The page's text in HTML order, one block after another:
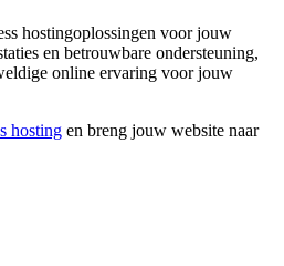
hostingoplossingen voor jouw
en betrouwbare ondersteuning,
online ervaring voor jouw
hosting en breng jouw website naar